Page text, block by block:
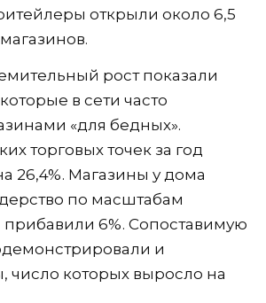
открыли около 6,5
рост показали
в сети часто
«для бедных».
торговых точек за год
26,4%. Магазины у дома
по масштабам
прибавили 6%. Сопоставимую
и
число которых выросло на